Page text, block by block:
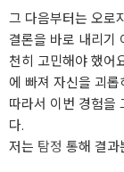
그 다음부터는 오로
결론을 바로 내리기
천히 고민해야 했어
에 빠져 자신을 괴
따라서 이번 경험을
다.
저는 탐정 통해 결과